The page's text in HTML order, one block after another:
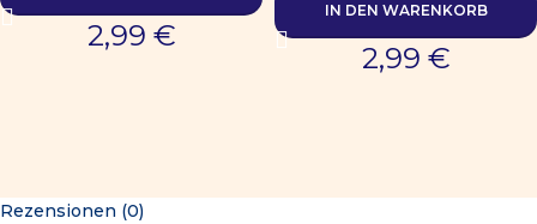
2,99 €
IN DEN WARENKORB
2,99 €
Rezensionen (0)